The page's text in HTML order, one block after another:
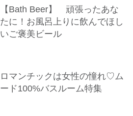
【Bath Beer】 頑張ったあな
たに！お風呂上りに飲んでほし
いご褒美ビール
ロマンチックは女性の憧れ♡ム
ード100%バスルーム特集